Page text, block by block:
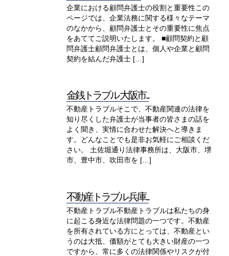
企業における顧問弁護士の役割と重要性この
ページでは、企業法務に関する様々なテーマ
のなかから、顧問弁護士とその重要性に焦点
をあててご説明いたします。 ■顧問契約と顧
問弁護士顧問弁護士とは、個人や企業と顧問
契約を結んだ弁護士 […]
金銭トラブル 大阪市...
不動産トラブルそこで、不動産関連の法律を
知り尽くした弁護士が当事者の皆さまの話を
よく聞き、実情に合わせた解決へと導きま
す。どんなことでも是非お気軽にご相談くだ
さい。 土佐堀通り法律事務所は、大阪市、堺
市、豊中市、吹田市を […]
不動産トラブル 兵庫...
不動産トラブル不動産トラブルは私たちの身
に起こる身近な法律問題の一つです。不動産
を所有されている方にとっては、不動産とい
うのは大抵、価額がとても大きい財産の一つ
ですから、常に多くの法律関係やリスクが付